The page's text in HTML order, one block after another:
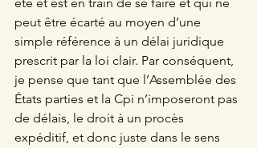
peut être écarté au moyen d’une
simple référence à un délai juridique
prescrit par la loi clair. Par conséquent,
je pense que tant que l’Assemblée des
États parties et la Cpi n’imposeront pas
de délais, le droit à un procès
expéditif, et donc juste dans le sens